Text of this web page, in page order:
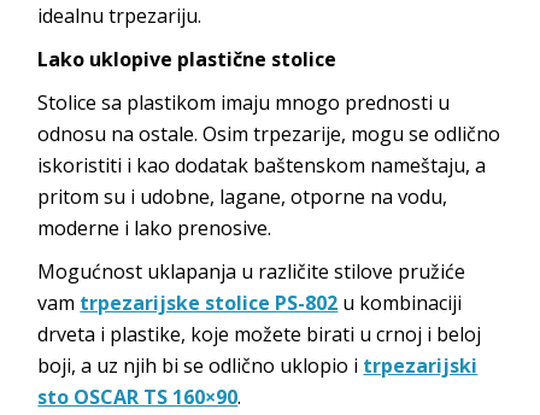
idealnu trpezariju.
Lako uklopive plastične stolice
Stolice sa plastikom imaju mnogo prednosti u
odnosu na ostale. Osim trpezarije, mogu se odlično
iskoristiti i kao dodatak baštenskom nameštaju, a
pritom su i udobne, lagane, otporne na vodu,
moderne i lako prenosive.
Mogućnost uklapanja u različite stilove pružiće
vam trpezarijske stolice PS-802 u kombinaciji
drveta i plastike, koje možete birati u crnoj i beloj
boji, a uz njih bi se odlično uklopio i trpezarijski
sto OSCAR TS 160×90.